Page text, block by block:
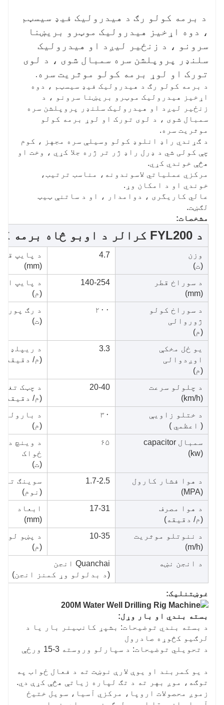
سرونو ، د زنځیر لیږد او هیدرولیک
تورک او لوړ برمه کولو موثریت سره.
د برمه کولو رګ د هیدرولیک فیډ سیسټم ، دوه
اړخیز هیدرولیک موټرو بریښنا سرونو ، د
زنځیر لیږد او هیدرولیک سلنډر پروپلشن سره
سمبال شوی ، د لوی تورک او لوړ برمه کولو
موثریت سره.
د ګړندي راډ انلوډ کولو وسیلې سره مجهز ، کوم
چې کولی شي د ډرل راډ ژر تر ژره جلا کړي ، وخت او
هڅې خوندي کړي.
مرکزي عملیاتي لاسوندونه، مناسب ترتیب،
خوندي او د امکان وړ.
عالي کاریگری ، دوامدار ، او د ساتنې ټیټ
لګښت.
مشخصات:
د FYL200 کرالر د اوبو څاه برمه کولو ریګ پیرامیټونه
وزن
(ت)
4.7
د پایپ
(mm)
د سوراخ قطر
(mm)
140-254
د پایپ
(م)
د سوراخ کولو
ژوروالی
(م)
۲۰۰
د رګ
(ت)
یو ځل مخکې
اوږدوالی
(م)
3.3
د ریپلډ
(م/ دقیقه)
د چلولو سرعت
(km/h)
20-40
د چټک
(م/ دقیقه)
د ختلو زاویې
( اعظمي )
۳۰
د بارولو
(م)
سمبال capacitor
(kw)
۶۵
د وینچ د
ځواک
(ت)
د هوا فشار کارول
(MPA)
1.7-2.5
سوینګ
(نوم)
د هوا مصرف
(م/ دقیقه)
17-31
ابعاد
(mm)
د ننوتلو موثریت
(m/h)
10-35
د پښو لوړ
(م)
د انجن نښه
Quanchai انجن
(د بدلولو وړ کمنز انجن)
غوښتنلیک:
بسته بندي او بار وړل:
د بسته بندي توضیحات: بشپړ کانټینر بار یا د
لرګیو کڅوړه صادرول
د تحویلي توضیحات: د سپارلو وروسته 3-15 ورځې
د يو کمربند او يوې لارې نوښت ته د فعال ځواب په
توګه، موږ بهر ته د تګ لپاره زياتې هڅې کړې دي.
زموږ محصولات اروپا، مرکزي آسیا، سویل ختیځ